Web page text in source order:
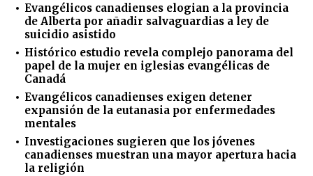
Evangélicos canadienses elogian a la provincia
de Alberta por añadir salvaguardias a ley de
suicidio asistido
Histórico estudio revela complejo panorama del
papel de la mujer en iglesias evangélicas de
Canadá
Evangélicos canadienses exigen detener
expansión de la eutanasia por enfermedades
mentales
Investigaciones sugieren que los jóvenes
canadienses muestran una mayor apertura hacia
la religión